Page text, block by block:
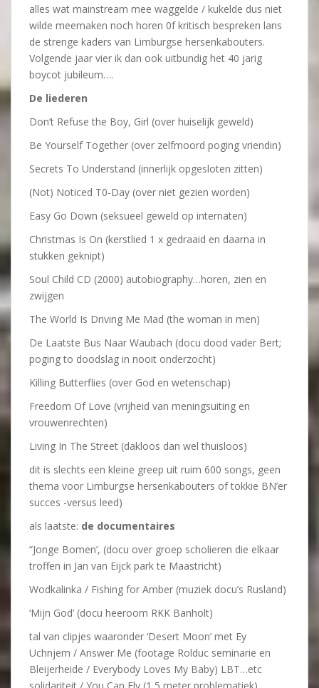
alles wat mainstream mee waggelde / kukelde dus niet
wilde meemaken noch horen 0f kritisch bespreken lans
de strenge kaders van Limburgse hersenkabouters.
Volgende jaar vier ik dan ook uitbundig het 40 jarig
boycot jubileum….
De liederen
Don’t Refuse the Boy, Girl (over huiselijk geweld)
Be Yourself Together (over zelfmoord poging vriendin)
Secrets To Understand (innerlijk opgesloten zitten)
(Not) Noticed T0-Day (over niet gezien worden)
Easy Go Down (seksueel geweld op internaten)
Christmas Is On (kerstlied 1 x gedraaid en daarna in
stukken geknipt)
Soul Child CD (2000) autobiography…horen, zien en
zwijgen
The World Is Driving Me Mad (the woman in men)
De Laatste Bus Naar Waubach (docu dood vader Bert;
poging to doodslag in nooit onderzocht)
Killing Butterflies (over God en wetenschap)
Freedom Of Love (vrijheid van meningsuiting en
vrouwenrechten)
Living In The Street (dakloos dan wel thuisloos)
dit is slechts een kleine greep uit ruim 600 songs, geen
thema voor Limburgse hersenkabouters of tokkie BN’er
succes -versus leed)
als laatste: de documentaires
“Jonge Bomen’, (docu over groep scholieren die elkaar
troffen in Jan van Eijck park te Maastricht)
Wodkalinka / Fishing for Amber (muziek docu’s Rusland)
‘Mijn God’ (docu heeroom RKK Banholt)
tal van clipjes waaronder ‘Desert Moon’ met Ey
Uchnjem / Answer Me (footage Rolduc seminarie en
Bleijerheide / Everybody Loves My Baby) LBT…etc